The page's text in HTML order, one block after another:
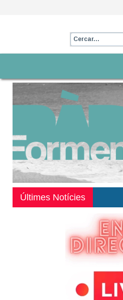
Últimes Notícies